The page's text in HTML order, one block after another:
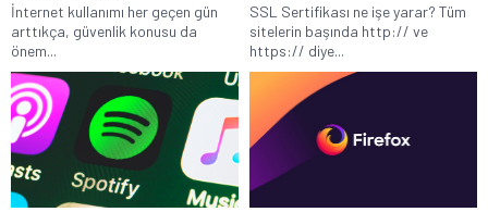
İnternet kullanımı her geçen gün
arttıkça, güvenlik konusu da
önem...
SSL Sertifikası ne işe yarar? Tüm
sitelerin başında http:// ve
https:// diye...